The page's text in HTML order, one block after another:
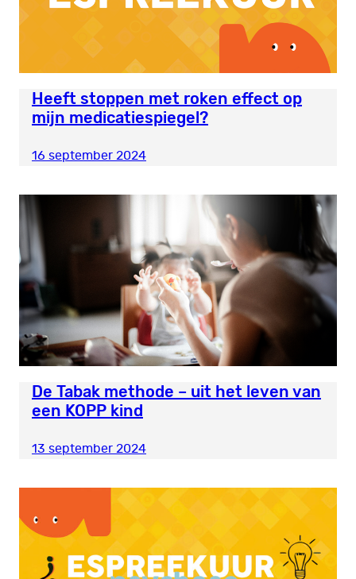
Heeft stoppen met roken effect op
mijn medicatiespiegel?
16 september 2024
De Tabak methode – uit het leven van
een KOPP kind
13 september 2024